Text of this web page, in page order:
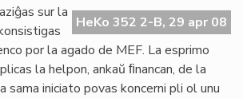
HeKo 352 2-B, 29 apr 08
sur la
por la agado de MEF. La esprimo
la helpon, ankaŭ ﬁnancan, de la
sama iniciato povas koncerni pli ol unu